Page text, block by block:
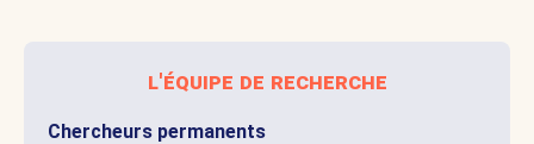
l'équipe de recherche
Chercheurs permanents